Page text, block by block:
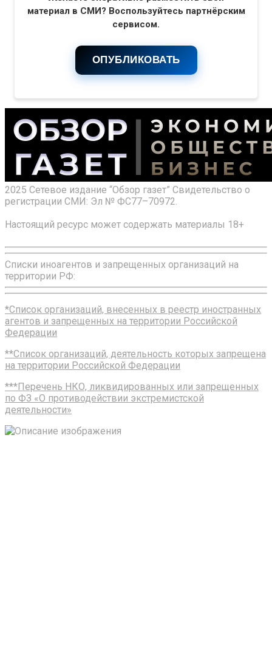
материал в СМИ? Воспользуйтесь партнёрским
сервисом.
ОПУБЛИКОВАТЬ
2025 Сетевое издание “Обзор газет” Свидетельство о
регистрации СМИ: Эл № ФС77–70972.
Настоящий ресурс может содержать материалы 18+
Списки иноагентов и запрещенных организаций на
территории РФ:
*Список организаций, внесенных в реестр иностранных
агентов и запрещенных на территории Российской
Федерации
**Список организаций, деятельность которых запрещена
на территории Российской Федерации
***Перечень НКО, ликвидированных или запрещенных
по ФЗ «О противодействии экстремистской
деятельности»